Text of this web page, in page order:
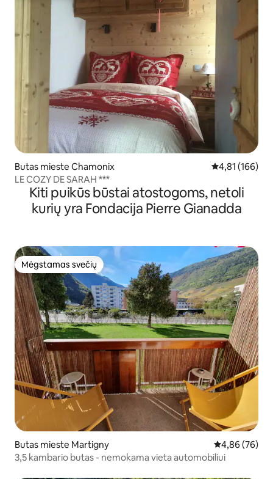
Butas mieste Chamonix Vidutinis
4,81 (166)
LE COZY DE SARAH ***
Kiti puikūs būstai atostogoms, netoli
kurių yra Fondacija Pierre Gianadda
Mėgstamas svečių
Mėgstamas svečių
Butas mieste Martigny Vidutinis
4,86 (76)
3,5 kambario butas - nemokama vieta automobiliui